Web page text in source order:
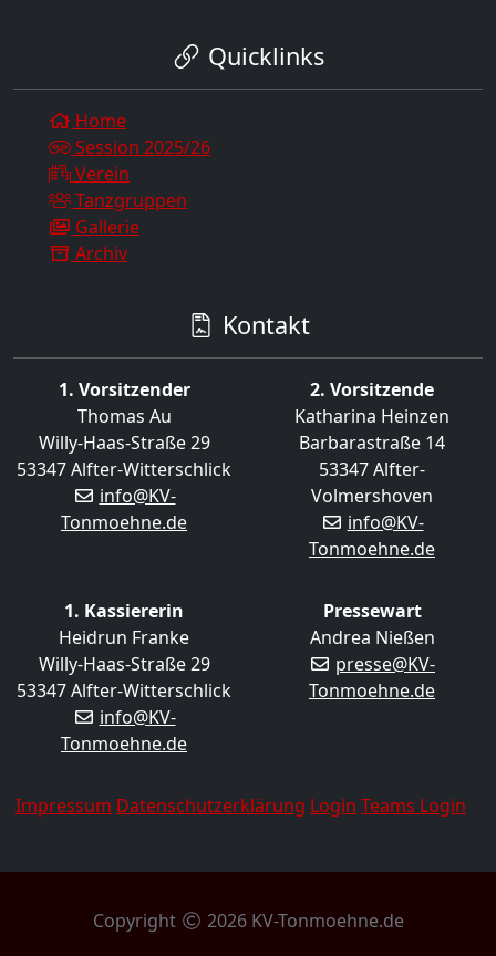
Quicklinks
Home
Session 2025/26
Verein
Tanzgruppen
Gallerie
Archiv
Kontakt
1. Vorsitzender
Thomas Au
Willy-Haas-Straße 29
53347 Alfter-Witterschlick
info@KV-
Tonmoehne.de
2. Vorsitzende
Katharina Heinzen
Barbarastraße 14
53347 Alfter-
Volmershoven
info@KV-
Tonmoehne.de
1. Kassiererin
Heidrun Franke
Willy-Haas-Straße 29
53347 Alfter-Witterschlick
info@KV-
Tonmoehne.de
Pressewart
Andrea Nießen
presse@KV-
Tonmoehne.de
Impressum Datenschutzerklärung Login Teams Login
Copyright 2026 KV-Tonmoehne.de